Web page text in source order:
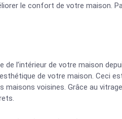
le confort de votre maison.
l’intérieur de votre maison
de votre maison. Ceci
maisons voisines. Grâce au